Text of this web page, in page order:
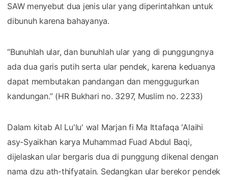
SAW menyebut dua jenis ular yang diperintahkan untuk
dibunuh karena bahayanya.
“Bunuhlah ular, dan bunuhlah ular yang di punggungnya
ada dua garis putih serta ular pendek, karena keduanya
dapat membutakan pandangan dan menggugurkan
kandungan.” (HR Bukhari no. 3297, Muslim no. 2233)
Dalam kitab Al Lu'lu' wal Marjan fi Ma Ittafaqa 'Alaihi
asy-Syaikhan karya Muhammad Fuad Abdul Baqi,
dijelaskan ular bergaris dua di punggung dikenal dengan
nama dzu ath-thifyatain. Sedangkan ular berekor pendek